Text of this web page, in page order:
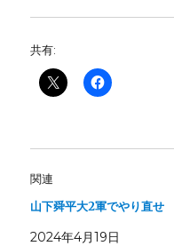
共有:
関連
山下舜平大2軍でやり直せ
2024年4月19日